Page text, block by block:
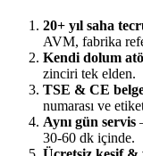
20+ yıl saha
AVM, fabrika
Kendi dolum
zinciri tek elden.
TSE & CE
numarası ve
Aynı gün servis
30-60 dk içinde.